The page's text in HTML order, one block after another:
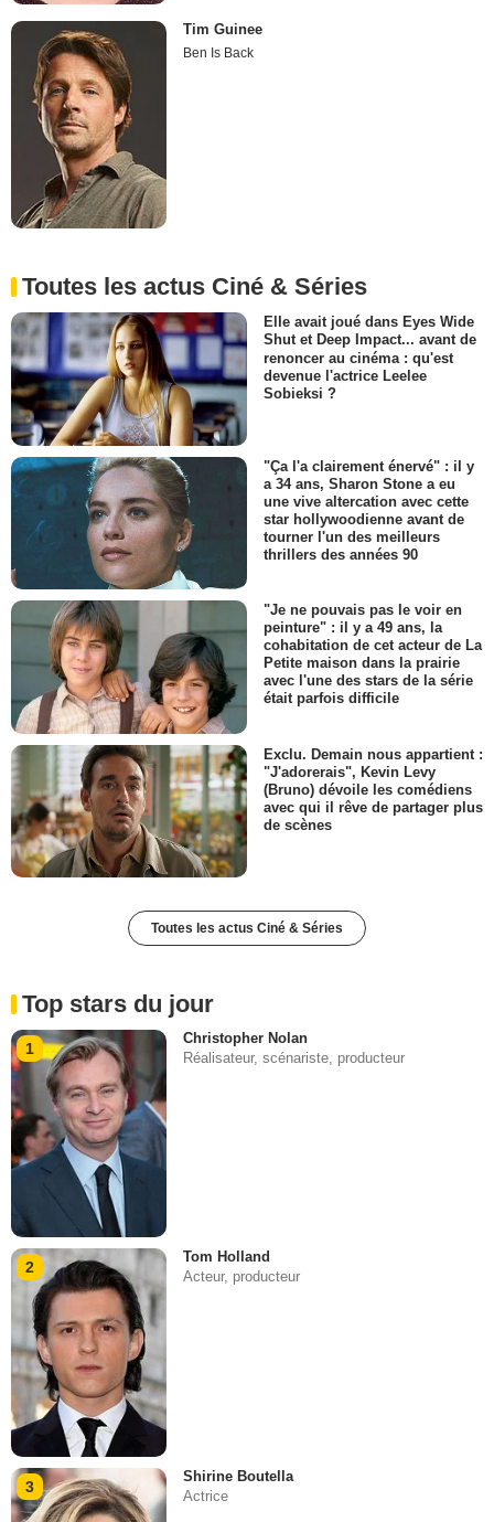
Tim Guinee
Ben Is Back
Toutes les actus Ciné & Séries
Elle avait joué dans Eyes Wide
Shut et Deep Impact... avant de
renoncer au cinéma : qu'est
devenue l'actrice Leelee
Sobieksi ?
"Ça l'a clairement énervé" : il y
a 34 ans, Sharon Stone a eu
une vive altercation avec cette
star hollywoodienne avant de
tourner l'un des meilleurs
thrillers des années 90
"Je ne pouvais pas le voir en
peinture" : il y a 49 ans, la
cohabitation de cet acteur de La
Petite maison dans la prairie
avec l'une des stars de la série
était parfois difficile
Exclu. Demain nous appartient :
"J'adorerais", Kevin Levy
(Bruno) dévoile les comédiens
avec qui il rêve de partager plus
de scènes
Toutes les actus Ciné & Séries
Top stars du jour
1
Christopher Nolan
Réalisateur, scénariste, producteur
2
Tom Holland
Acteur, producteur
3
Shirine Boutella
Actrice